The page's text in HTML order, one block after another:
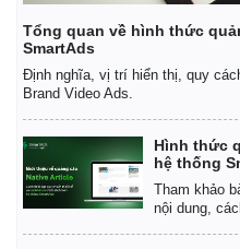
Tổng quan về hình thức
SmartAds
Định nghĩa, vị trí hiển thị, quy
Brand Video Ads.
Hình thức
hệ thống
Tham khảo
nội dung,